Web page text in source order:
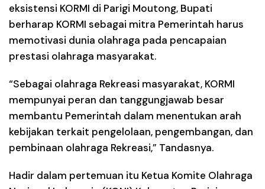
eksistensi KORMI di Parigi Moutong, Bupati
berharap KORMI sebagai mitra Pemerintah harus
memotivasi dunia olahraga pada pencapaian
prestasi olahraga masyarakat.
“Sebagai olahraga Rekreasi masyarakat, KORMI
mempunyai peran dan tanggungjawab besar
membantu Pemerintah dalam menentukan arah
kebijakan terkait pengelolaan, pengembangan, dan
pembinaan olahraga Rekreasi,” Tandasnya.
Hadir dalam pertemuan itu Ketua Komite Olahraga